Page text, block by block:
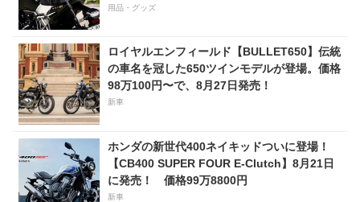
用品・グッズ
ロイヤルエンフィールド【BULLET650】伝統
の車名を冠した650ツインモデルが登場。価格
98万100円〜で、8月27日発売！
新車
ホンダの新世代400ネイキッドついに登場！
【CB400 SUPER FOUR E-Clutch】8月21日
に発売！ 価格99万8800円
新車